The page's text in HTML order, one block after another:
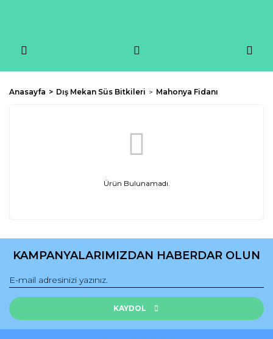
Anasayfa Dış Mekan Süs Bitkileri Mahonya Fidanı
Ürün Bulunamadı.
KAMPANYALARIMIZDAN HABERDAR OLUN
KAYDOL